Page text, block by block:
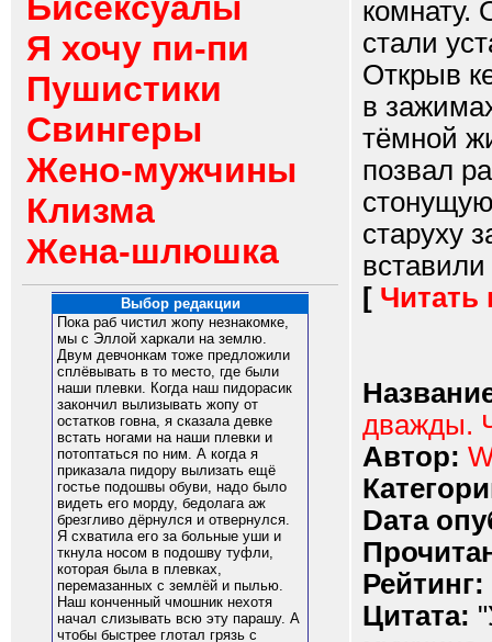
Я хочу пи-пи
Пушистики
Свингеры
Жено-мужчины
Клизма
Жена-шлюшка
Выбор редакции
Пока раб чистил жопу незнакомке,
мы с Эллой харкали на землю.
Двум девчонкам тоже предложили
сплёвывать в то место, где были
наши плевки. Когда наш пидорасик
закончил вылизывать жопу от
остатков говна, я сказала девке
встать ногами на наши плевки и
потоптаться по ним. А когда я
приказала пидору вылизать ещё
гостье подошвы обуви, надо было
видеть его морду, бедолага аж
брезгливо дёрнулся и отвернулся.
Я схватила его за больные уши и
ткнула носом в подошву туфли,
которая была в плевках,
перемазанных с землёй и пылью.
Наш конченный чмошник нехотя
начал слизывать всю эту парашу. А
чтобы быстрее глотал грязь с
комнату.
стали
Открыв
в
тёмной
позвал
старуху
вставили
[ Читать
дважды.
Автор:
Dата
Рейтинг:
Цитата: